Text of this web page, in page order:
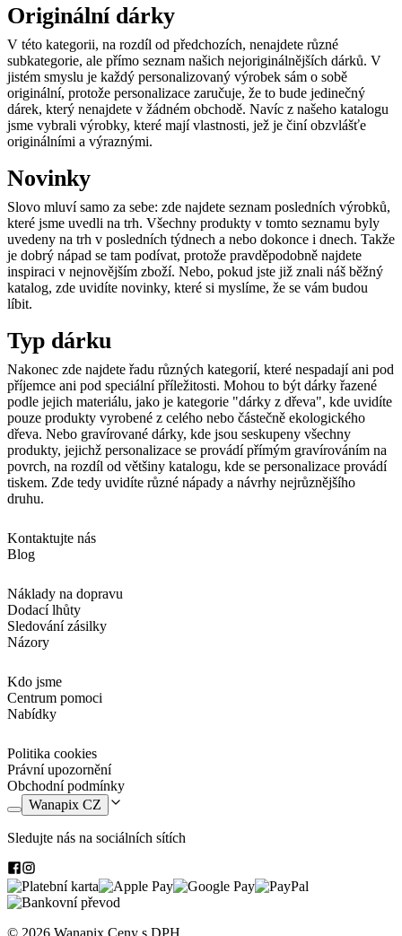
Originální dárky
V této kategorii, na rozdíl od předchozích, nenajdete různé
subkategorie, ale přímo seznam našich nejoriginálnějších dárků. V
jistém smyslu je každý personalizovaný výrobek sám o sobě
originální, protože personalizace zaručuje, že to bude jedinečný
dárek, který nenajdete v žádném obchodě. Navíc z našeho katalogu
jsme vybrali výrobky, které mají vlastnosti, jež je činí obzvlášťe
originálními a výraznými.
Novinky
Slovo mluví samo za sebe: zde najdete seznam posledních výrobků,
které jsme uvedli na trh. Všechny produkty v tomto seznamu byly
uvedeny na trh v posledních týdnech a nebo dokonce i dnech. Takže
je dobrý nápad se tam podívat, protože pravděpodobně najdete
inspiraci v nejnovějším zboží. Nebo, pokud jste již znali náš běžný
katalog, zde uvidíte novinky, které si myslíme, že se vám budou
líbit.
Typ dárku
Nakonec zde najdete řadu různých kategorií, které nespadají ani pod
příjemce ani pod speciální příležitosti. Mohou to být dárky řazené
podle jejich materiálu, jako je kategorie "dárky z dřeva", kde uvidíte
pouze produkty vyrobené z celého nebo částečně ekologického
dřeva. Nebo gravírované dárky, kde jsou seskupeny všechny
produkty, jejichž personalizace se provádí přímým gravírováním na
povrch, na rozdíl od většiny katalogu, kde se personalizace provádí
tiskem. Zde tedy uvidíte různé nápady a návrhy nejrůznějšího
druhu.
Kontaktujte nás
Blog
Náklady na dopravu
Dodací lhůty
Sledování zásilky
Názory
Kdo jsme
Centrum pomoci
Nabídky
Politika cookies
Právní upozornění
Obchodní podmínky
Wanapix CZ
Sledujte nás na sociálních sítích